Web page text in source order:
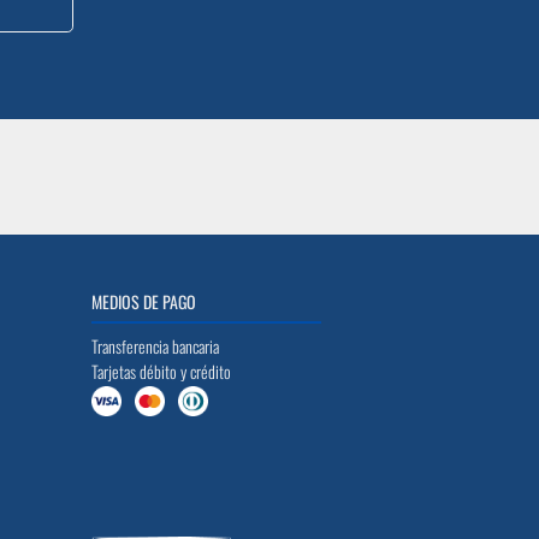
MEDIOS DE PAGO
Transferencia bancaria
Tarjetas débito y crédito